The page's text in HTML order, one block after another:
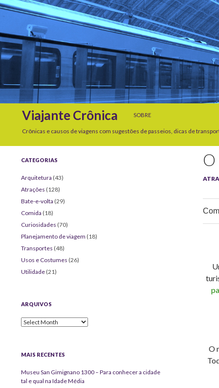
Viajante Crônica
SOBRE
Crônicas e causos de viagens com sugestões de passeios, dicas de
O
CATEGORIAS
Arquitetura (43)
Atrações (128)
Bate-e-volta (29)
Comida (18)
Curiosidades (70)
Planejamento de viagem (18)
Transportes (48)
Usos e Costumes (26)
Utilidade (21)
ARQUIVOS
Arquivos
MAIS RECENTES
Museu San Gimignano 1300 – Para conhecer a cidade
tal e qual na Idade Média